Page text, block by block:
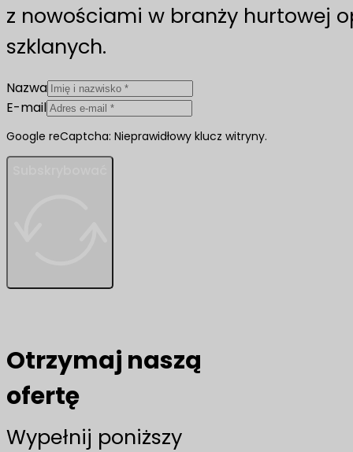
z nowościami w branży hurtowej
szklanych.
Nazwa
E-mail
Google reCaptcha: Nieprawidłowy klucz witryny.
Otrzymaj naszą
ofertę
Wypełnij poniższy